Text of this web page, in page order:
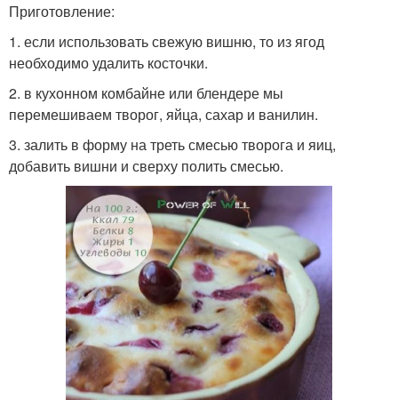
Приготовление:
1. если использовать свежую вишню, то из ягод
необходимо удалить косточки.
2. в кухонном комбайне или блендере мы
перемешиваем творог, яйца, сахар и ванилин.
3. залить в форму на треть смесью творога и яиц,
добавить вишни и сверху полить смесью.